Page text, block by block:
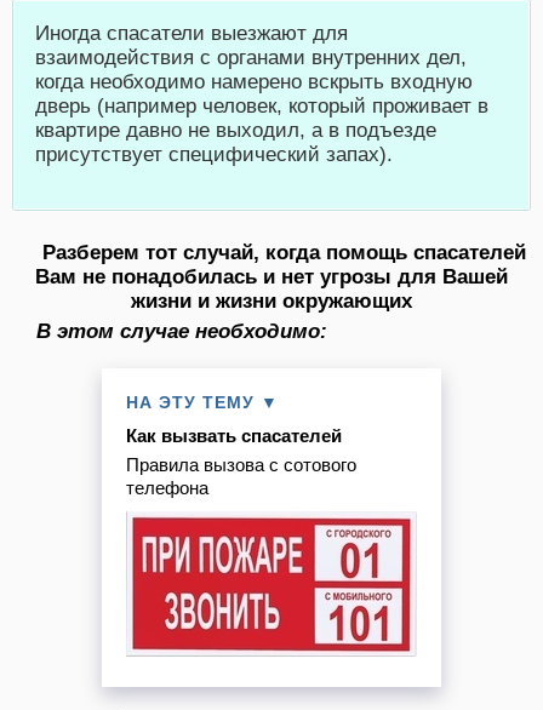
Иногда спасатели выезжают для
взаимодействия с органами внутренних дел,
когда необходимо намерено вскрыть входную
дверь (например человек, который проживает в
квартире давно не выходил, а в подъезде
присутствует специфический запах).
Разберем тот случай, когда помощь спасателей
Вам не понадобилась и нет угрозы для Вашей
жизни и жизни окружающих
В этом случае необходимо:
НА ЭТУ ТЕМУ ▼
Как вызвать спасателей
Правила вызова с сотового
телефона